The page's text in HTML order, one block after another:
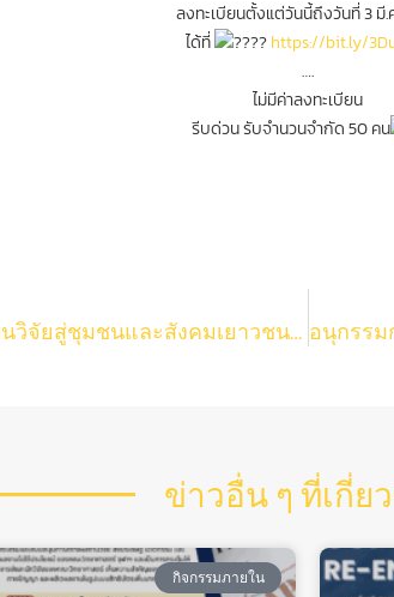
ลงทะเบียนตั้งแต่วันนี้ถึงวันที่ 3 มี.
ได้ที่
https://bit.ly/
….
ไม่มีค่าลงทะเบียน
รีบด่วน รับจำนวนจำกัด 50 คน
ข่าวประชาสัมพันธ์ ประโยชน์จากงานวิจัยสู่ชุมชนและสังคมเยาวชนผู้สร้างชื่อเสียงให้แก่คณะวิทยาศาสตร์ นางสาวสุขิตา ภูชะธง นิสิตชั้นปีที่ 3 ภาควิชาวัสดุศาสตร์ คณะวิทยาศาสตร์ จุฬาลงกรณ์มหาวิทยาลัย
ข่าวอื่น ๆ ที่เกี่ย
กิจกรรมภายใน